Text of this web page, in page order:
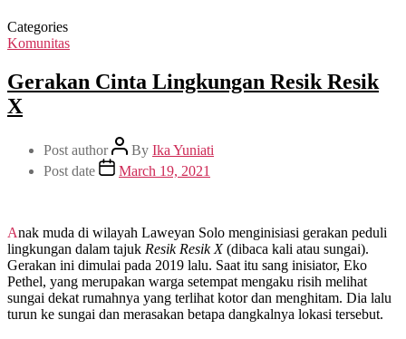
Categories
Komunitas
Gerakan Cinta Lingkungan Resik Resik
X
Post author By Ika Yuniati
Post date
March 19, 2021
Anak muda di wilayah Laweyan Solo menginisiasi gerakan peduli
lingkungan dalam tajuk Resik Resik X(dibaca kali atau sungai).
Gerakan ini dimulai pada 2019 lalu. Saat itu sang inisiator, Eko
Pethel, yang merupakan warga setempat mengaku risih melihat
sungai dekat rumahnya yang terlihat kotor dan menghitam. Dia lalu
turun ke sungai dan merasakan betapa dangkalnya lokasi tersebut.